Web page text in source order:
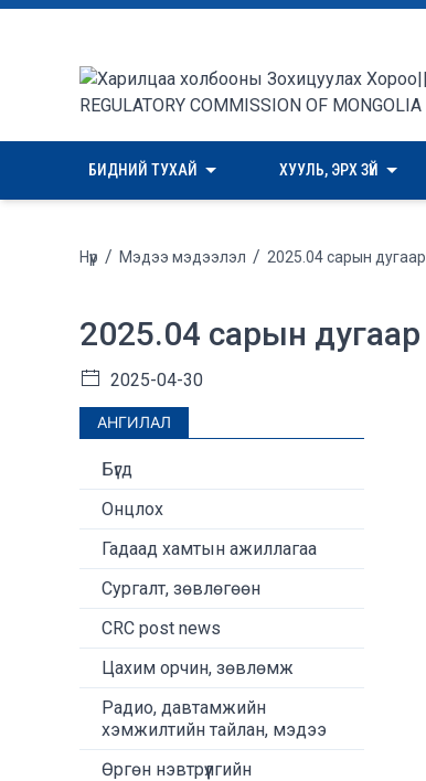
БИДНИЙ ТУХАЙ ХУУЛЬ, ЭРХ ЗҮЙ
Нүүр / Мэдээ мэдээлэл / 2025.04 сарын дугаар
2025.04 сарын дугаар
2025-04-30
АНГИЛАЛ
Бүгд
Онцлох
Гадаад хамтын ажиллагаа
Сургалт, зөвлөгөөн
CRC post news
Цахим орчин, зөвлөмж
Радио, давтамжийн
хэмжилтийн тайлан, мэдээ
Өргөн нэвтрүүлгийн